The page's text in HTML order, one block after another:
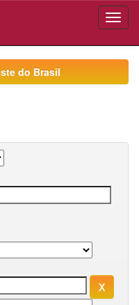
do Brasil